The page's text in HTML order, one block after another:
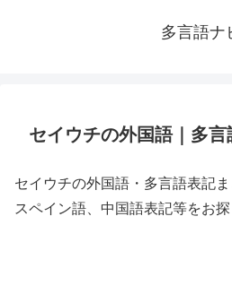
多言語ナ
セイウチの外国語｜多言
セイウチの外国語・多言語表記
スペイン語、中国語表記等をお探